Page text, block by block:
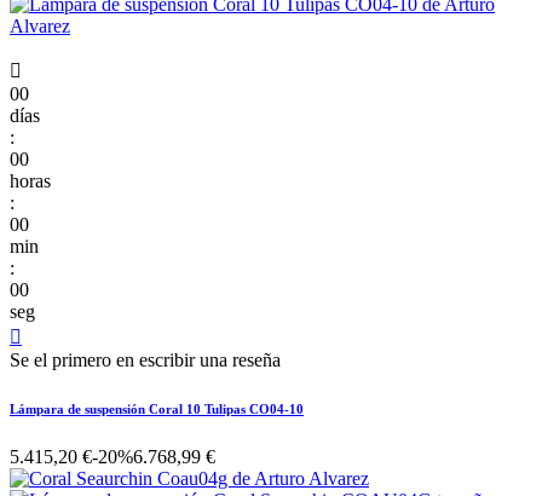

00
días
:
00
horas
:
00
min
:
00
seg

Se el primero en escribir una reseña
Lámpara de suspensión Coral 10 Tulipas CO04-10
5.415,20 €-20%6.768,99 €